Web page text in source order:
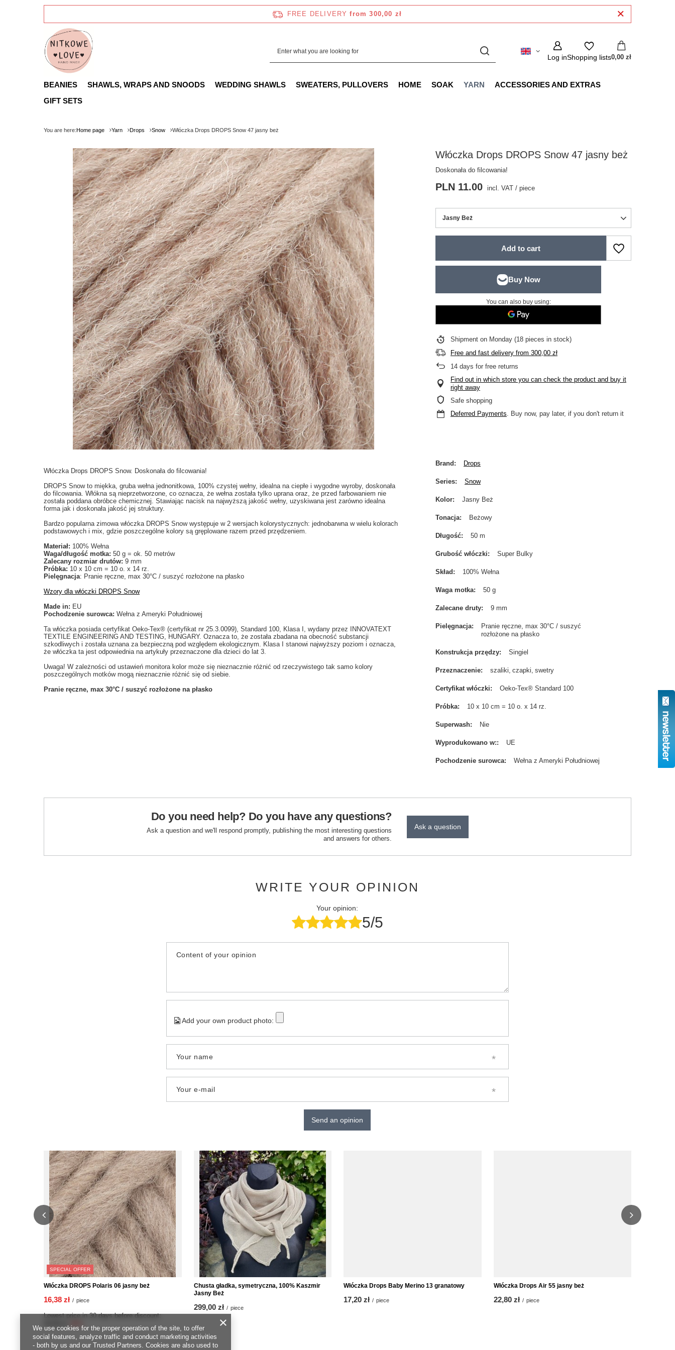
FREE DELIVERY from 300,00 zł
Log inShopping lists0,00 zł
BEANIES SHAWLS, WRAPS AND SNOODS WEDDING SHAWLS SWEATERS, PULLOVERS HOME SOAK YARN
ACCESSORIES AND EXTRAS
GIFT SETS
You are here:Home page Yarn Drops Snow Włóczka Drops DROPS Snow 47 jasny beż
Włóczka Drops DROPS Snow 47 jasny beż
Doskonała do filcowania!
Jasny Beż
PLN 11.00 incl. VAT /piece
Add to cart
You can also buy using:
Shipmenton Monday (18 pieces in stock)
Free and fast delivery from300,00 zł
14 days for free returns
Find out in which store you can check the product and buy it
right away
Safe shopping
Deferred Payments. Buy now, pay later, if you don't return it
Włóczka Drops DROPS Snow. Doskonała do filcowania!
DROPS Snow to miękka, gruba wełna jednonitkowa, 100% czystej wełny, idealna na ciepłe i wygodne wyroby, doskonała
do filcowania. Włókna są nieprzetworzone, co oznacza, że wełna została tylko uprana oraz, że przed farbowaniem nie
została poddana obróbce chemicznej. Stawiając nacisk na najwyższą jakość wełny, uzyskiwana jest zarówno idealna
forma jak i doskonała jakość jej struktury.
Bardzo popularna zimowa włóczka DROPS Snow występuje w 2 wersjach kolorystycznych: jednobarwna w wielu kolorach
podstawowych i mix, gdzie poszczególne kolory są gręplowane razem przed przędzeniem.
Materiał: 100% Wełna
Waga/długość motka: 50 g = ok. 50 metrów
Zalecany rozmiar drutów: 9 mm
Próbka: 10 x 10 cm = 10 o. x 14 rz.
Pielęgnacja: Pranie ręczne, max 30°C / suszyć rozłożone na płasko
Wzory dla włóczki DROPS Snow
Made in: EU
Pochodzenie surowca: Wełna z Ameryki Południowej
Ta włóczka posiada certyfikat Oeko-Tex® (certyfikat nr 25.3.0099), Standard 100, Klasa I, wydany przez INNOVATEXT
TEXTILE ENGINEERING AND TESTING, HUNGARY. Oznacza to, że została zbadana na obecność substancji
szkodliwych i została uznana za bezpieczną pod względem ekologicznym. Klasa I stanowi najwyższy poziom i oznacza,
że włóczka ta jest odpowiednia na artykuły przeznaczone dla dzieci do lat 3.
Uwaga! W zależności od ustawień monitora kolor może się nieznacznie różnić od rzeczywistego tak samo kolory
poszczególnych motków mogą nieznacznie różnić się od siebie.
Pranie ręczne, max 30°C / suszyć rozłożone na płasko
Brand Drops
Series Snow
Kolor Jasny Beż
Tonacja Beżowy
Długość 50 m
Grubość włóczki Super Bulky
Skład 100% Wełna
Waga motka 50 g
Zalecane druty 9 mm
Pielęgnacja
Pranie ręczne, max 30°C / suszyć
rozłożone na płasko
Konstrukcja przędzy Singiel
Przeznaczenie szaliki czapki swetry
Certyfikat włóczki Oeko-Tex® Standard 100
Próbka 10 x 10 cm = 10 o. x 14 rz.
Superwash Nie
Wyprodukowano w: UE
Pochodzenie surowca Wełna z Ameryki Południowej
Do you need help? Do you have any questions?
Ask a question and we'll respond promptly, publishing the most interesting questions
and answers for others.
Ask a question
WRITE YOUR OPINION
Your opinion:
5/5
Content of your opinion
Add your own product photo:
Your name
Your e-mail
Send an opinion
SPECIAL OFFER
Włóczka DROPS Polaris 06 jasny beż
16,38 zł / piece
Lowest price in 30 days before discount:
-30%
Chusta gładka, symetryczna, 100% Kaszmir
Jasny Beż
299,00 zł / piece
Włóczka Drops Baby Merino 13 granatowy
17,20 zł piece
Włóczka Drops Air 55 jasny beż
22,80 zł / piece
We use cookies for the proper operation of the site, to offer
social features, analyze traffic and conduct marketing activities
- both by us and our Trusted Partners. Cookies are also used to